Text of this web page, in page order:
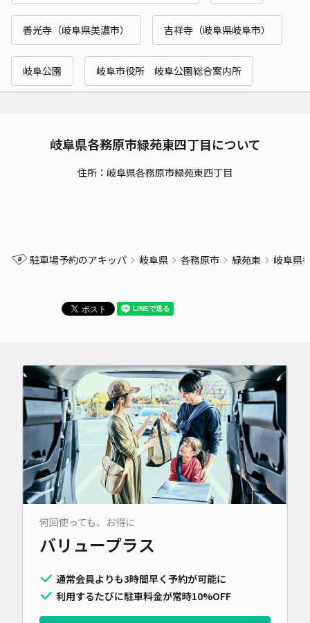
善光寺（岐阜県美濃市） 吉祥寺（岐阜県岐阜市）
岐阜公園 岐阜市役所 岐阜公園総合案内所
岐阜県各務原市緑苑東四丁目について
住所：岐阜県各務原市緑苑東四丁目
駐車場予約のアキッパ 岐阜県 各務原市 緑苑東 岐阜県
何回使っても、お得に
バリュープラス
通常会員よりも3時間早く予約が可能に
利用するたびに駐車料金が常時10%OFF